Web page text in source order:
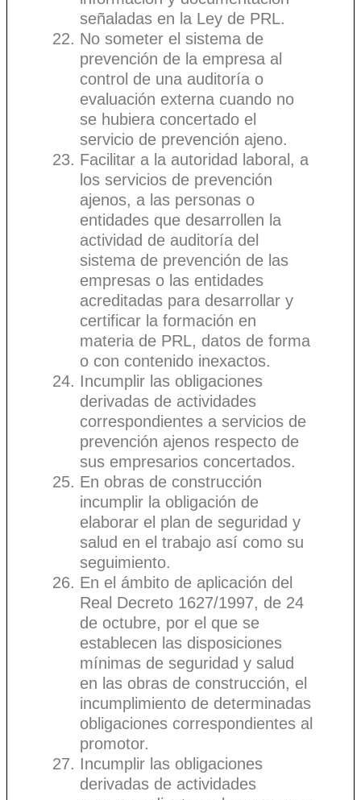
señaladas en la Ley de PRL.
No someter el sistema de
prevención de la empresa al
control de una auditoría o
evaluación externa cuando no
se hubiera concertado el
servicio de prevención ajeno.
Facilitar a la autoridad laboral, a
los servicios de prevención
ajenos, a las personas o
entidades que desarrollen la
actividad de auditoría del
sistema de prevención de las
empresas o las entidades
acreditadas para desarrollar y
certificar la formación en
materia de PRL, datos de forma
o con contenido inexactos.
Incumplir las obligaciones
derivadas de actividades
correspondientes a servicios de
prevención ajenos respecto de
sus empresarios concertados.
En obras de construcción
incumplir la obligación de
elaborar el plan de seguridad y
salud en el trabajo así como su
seguimiento.
En el ámbito de aplicación del
Real Decreto 1627/1997, de 24
de octubre, por el que se
establecen las disposiciones
mínimas de seguridad y salud
en las obras de construcción, el
incumplimiento de determinadas
obligaciones correspondientes al
promotor.
Incumplir las obligaciones
derivadas de actividades